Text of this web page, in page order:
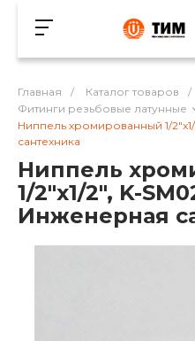
Главная / Каталог товаров /
Фитинги резьбовые латунные
Ниппель хромированный 1/
сантехника
Ниппель
1/2"x1/2", K-
Инженерная